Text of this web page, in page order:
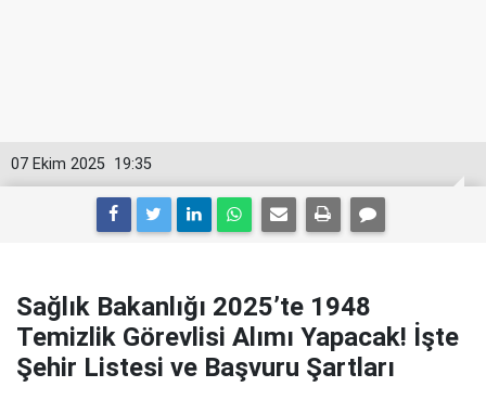
19:35
07 Ekim 2025
Sağlık Bakanlığı 2025’te 1948
Temizlik Görevlisi Alımı Yapacak! İşte
Şehir Listesi ve Başvuru Şartları